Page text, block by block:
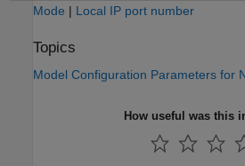
Mode | Local IP port number
Topics
Model Configuration Parameters for
How useful was this